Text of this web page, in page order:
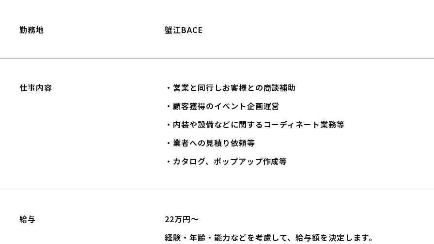
勤務地 蟹江BACE
仕事内容
・営業と同行しお客様との商談補助
・顧客獲得のイベント企画運営
・内装や設備などに関するコーディネート業務等
・業者への見積り依頼等
・カタログ、ポップアップ作成等
給与
22万円～
経験・年齢・能力などを考慮して、給与額を決定します。